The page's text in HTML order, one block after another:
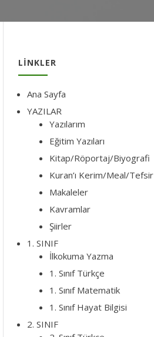
LINKLER
Ana Sayfa
YAZILAR
Yazılarım
Eğitim Yazıları
Kitap/Röportaj/Biyografi
Kuran’ı Kerim/Meal/Tefsir
Makaleler
Kavramlar
Şiirler
1. SINIF
İlkokuma Yazma
1. Sınıf Türkçe
1. Sınıf Matematik
1. Sınıf Hayat Bilgisi
2. SINIF